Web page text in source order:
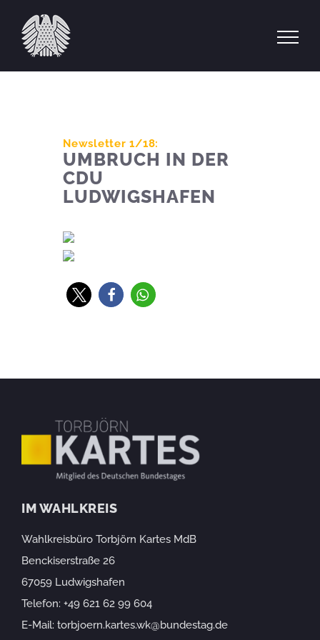
Inhalt
springen
Newsletter 1/18:
UMBRUCH IN DER
CDU
LUDWIGSHAFEN
IM WAHLKREIS
Wahlkreisbüro Torbjörn Kartes MdB
Benckiserstraße 26
67059 Ludwigshafen
Telefon: +49 621 62 99 604
E-Mail: torbjoern.kartes.wk@bundestag.de